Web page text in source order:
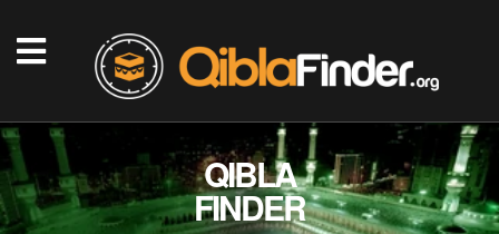
QIBLA
FINDER